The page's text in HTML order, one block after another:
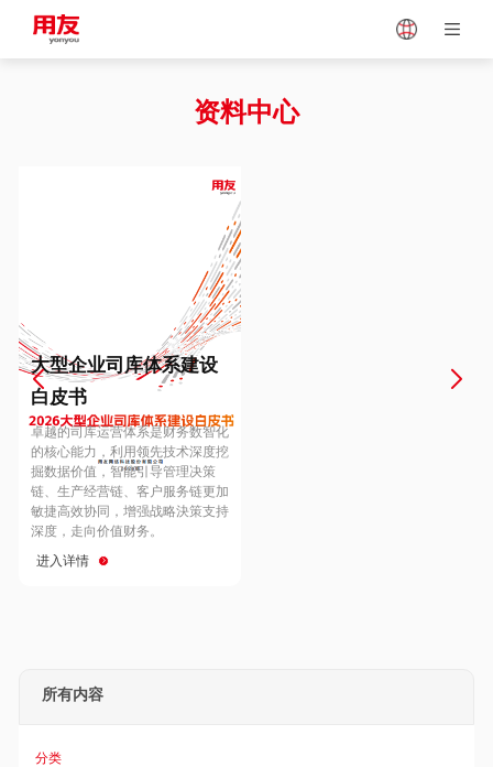
Vietnam
Europe
Hungary
Hong Kong
资料中心
大型企业司库体系建设
白皮书
卓越的司库运营体系是财务数智化
的核心能力，利用领先技术深度挖
掘数据价值，智能引导管理决策
链、生产经营链、客户服务链更加
敏捷高效协同，增强战略決策支持
深度，走向价值财务。
进入详情
所有内容
分类